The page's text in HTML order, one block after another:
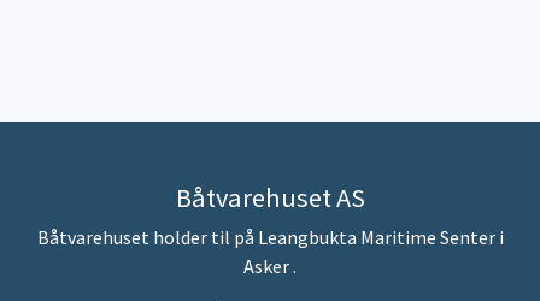
Båtvarehuset AS
Båtvarehuset holder til på Leangbukta Maritime Senter i
Asker .